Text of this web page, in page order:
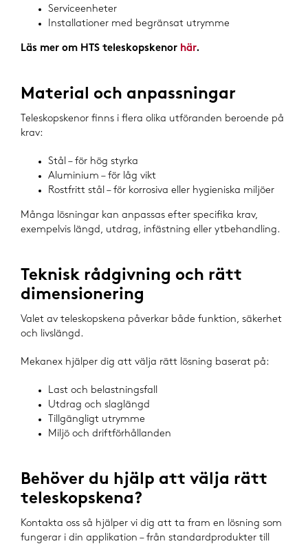
Serviceenheter
Installationer med begränsat utrymme
Läs mer om HTS teleskopskenor här.
Material och anpassningar
Teleskopskenor finns i flera olika utföranden beroende på
krav:
Stål – för hög styrka
Aluminium – för låg vikt
Rostfritt stål – för korrosiva eller hygieniska miljöer
Många lösningar kan anpassas efter specifika krav,
exempelvis längd, utdrag, infästning eller ytbehandling.
Teknisk rådgivning och rätt
dimensionering
Valet av teleskopskena påverkar både funktion, säkerhet
och livslängd.
Mekanex hjälper dig att välja rätt lösning baserat på:
Last och belastningsfall
Utdrag och slaglängd
Tillgängligt utrymme
Miljö och driftförhållanden
Behöver du hjälp att välja rätt
teleskopskena?
Kontakta oss så hjälper vi dig att ta fram en lösning som
fungerar i din applikation – från standardprodukter till